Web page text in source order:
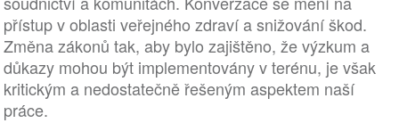
přístup v oblasti veřejného zdraví a snižování škod.
Změna zákonů tak, aby bylo zajištěno, že výzkum a
důkazy mohou být implementovány v terénu, je však
kritickým a nedostatečně řešeným aspektem naší
práce.